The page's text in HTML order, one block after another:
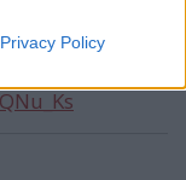
Privacy Policytényleg